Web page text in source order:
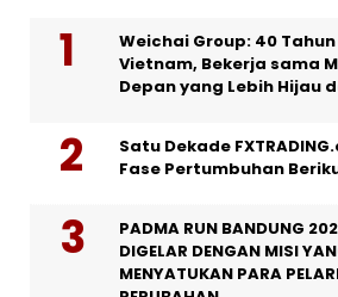
Weichai Group: 40
Vietnam, Bekerja sama
Depan yang Lebih Hijau
Satu Dekade
Fase Pertumbuhan
PADMA RUN BANDUNG
DIGELAR DENGAN MISI
MENYATUKAN PARA